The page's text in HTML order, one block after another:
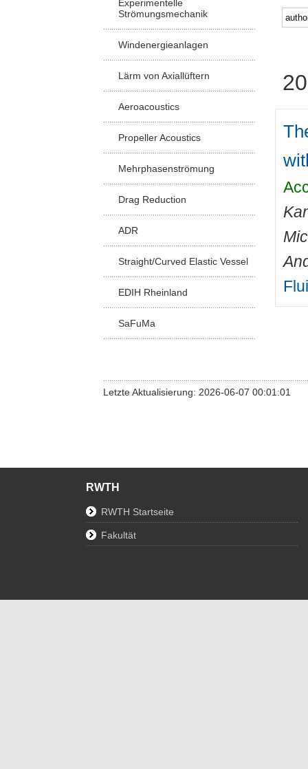
Experimentelle
Strömungsmechanik
Windenergieanlagen
Lärm von Axiallüftern
Aeroacoustics
Propeller Acoustics
Mehrphasenströmung
Drag Reduction
ADR
Straight/Curved Elastic Vessel
EDIH Rheinland
SaFuMa
Letzte Aktualisierung: 2026-06-07 00:01:01
RWTH
RWTH Startseite
Fakultät